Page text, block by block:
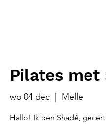
Pilates met
wo 04 dec
  |
Melle
Hallo! Ik ben Shadé,